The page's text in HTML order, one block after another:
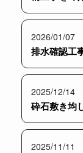
2026/01/07
排水確認工
2025/12/14
砕石敷き均
2025/11/11